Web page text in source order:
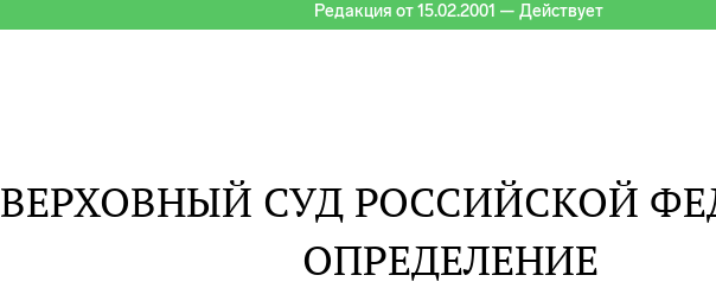
Редакция от 15.02.2001 — Действует
ВЕРХОВНЫЙ СУД РОССИЙСКОЙ
ОПРЕДЕЛЕНИЕ